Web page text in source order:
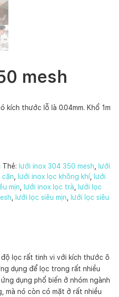
mesh
kích thước lỗ là 0.04mm. Khổ 1m
Thẻ: lưới inox 304 350 mesh, lưới
cặn, lưới inox lọc không khí, lưới
mịn, lưới inox lọc trà, lưới lọc
, lưới lọc siêu mịn, lưới lọc siêu
lọc rất tinh vi với kích thước ô
dụng để lọc trong rất nhiều
dụng phổ biến ở nhóm ngành
mà nó còn có mặt ở rất nhiều